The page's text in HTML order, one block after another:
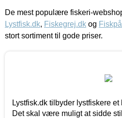
De mest populære fiskeri-
Lystfisk.dk, Fiskegrej.dk og
stort sortiment til gode priser.
Lystfisk.dk tilbyder lystfiskere
Det skal være muligt at sidde